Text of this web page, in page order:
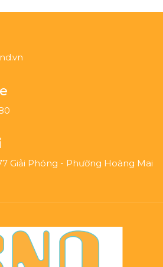
Giải Phóng - Phường Hoàng Mai